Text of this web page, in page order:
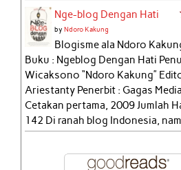
Nge-blog Dengan Hati
byNdoro Kakung
Blogisme ala Ndoro
Buku : Ngeblog Dengan Hati
Wicaksono “Ndoro Kakung”
Ariestanty Penerbit : Gagas
Cetakan pertama, 2009 Jumlah
142 Di ranah blog Indonesia,